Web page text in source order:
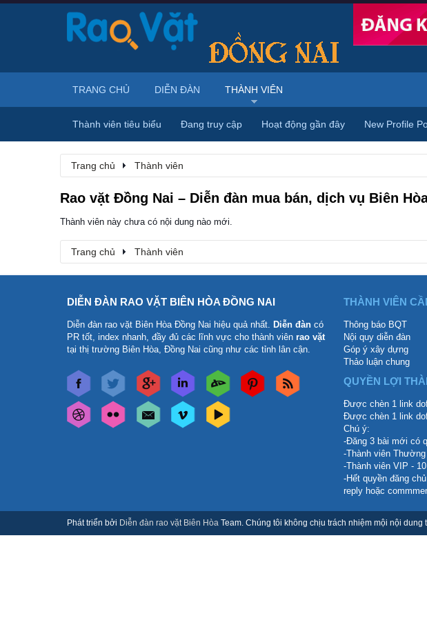
Trang chủ Thành viên
Rao vặt Đồng Nai – Diễn đàn mua bán, dịch vụ Biên
Thành viên này chưa có nội dung nào mới.
Trang chủ Thành viên
TRANG CHỦ DIỄN ĐÀN THÀNH VIÊN
Thành viên tiêu biểu Đang truy cập Hoạt động gần đây New Profile
DIỄN ĐÀN RAO VẶT BIÊN HÒA ĐỒNG NAI
Diễn đàn rao vặt Biên Hòa Đồng Nai hiệu quả nhất. Diễn đàn có
PR tốt, index nhanh, đầy đủ các lĩnh vực cho thành viên rao vặt
tại thị trường Biên Hòa, Đồng Nai cũng như các tỉnh lân cận.
THÀNH VIÊN
Thông báo BQT
Nội quy diễn đàn
Góp ý xây dựng
Thảo luận chung
QUYỀN LỢI
Được chèn 1 link
Được chèn 1 link
Chú ý:
-Đăng 3 bài mới có
-Thành viên
-Thành viên VIP -
-Hết quyền đăng
reply hoặc
Phát triển bởi Diễn đàn rao vặt Biên Hòa Team. Chúng tôi không chịu trách nhiệm mội nội dung